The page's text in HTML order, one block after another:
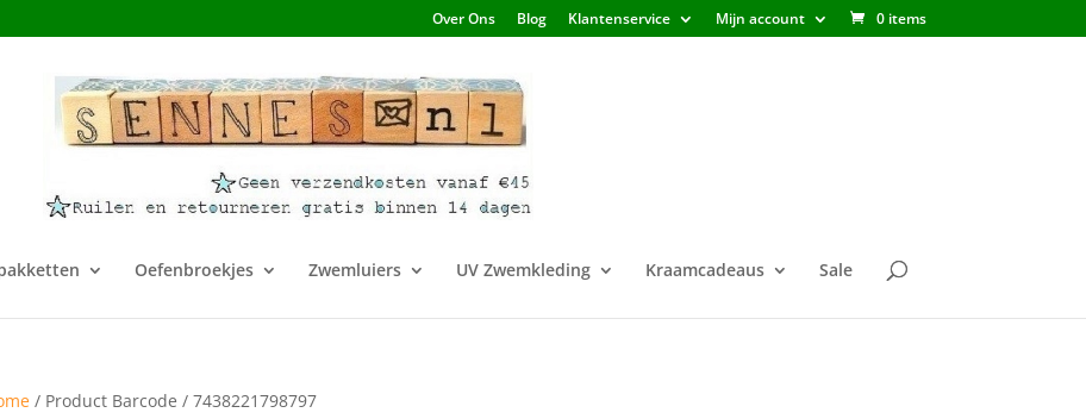
Over Ons Blog Klantenservice Mijn account 0 items
Oefenbroekjes Zwemluiers UV Zwemkleding Kraamcadeaus Sale
/ Product Barcode / 7438221798797